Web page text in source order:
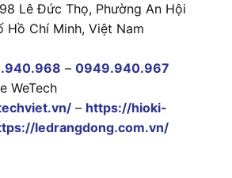
Lê Đức Thọ, Phường An Hội
Hồ Chí Minh, Việt Nam
– 0949.940.967
WeTech
– https://hioki-
ledrangdong.com.vn/